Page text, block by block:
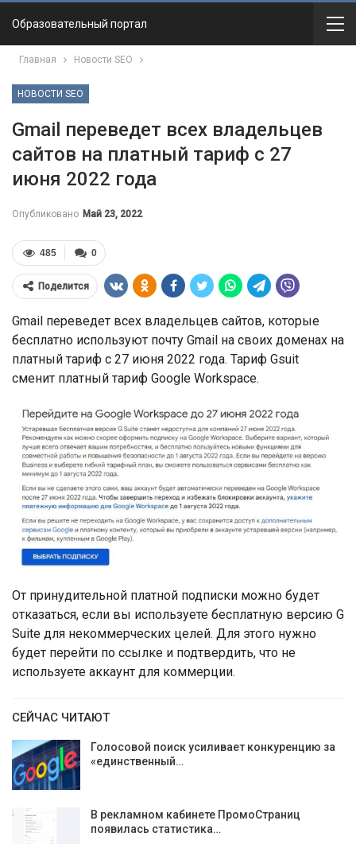
Образовательный портал
Главная Новости SEO
НОВОСТИ SEO
Gmail переведет всех владельцев
сайтов на платный тариф с 27
июня 2022 года
Опубликовано Май 23, 2022
0
485
Поделится
Gmail переведет всех владельцев сайтов, которые
бесплатно используют почту Gmail на своих доменах на
платный тариф с 27 июня 2022 года. Тариф Gsuit
сменит платный тариф Google Workspace.
От принудительной платной подписки можно будет
отказаться, если вы используете бесплатную версию G
Suite для некоммерческих целей. Для этого нужно
будет перейти по ссылке и подтвердить, что не
используете аккаунт для коммерции.
СЕЙЧАС ЧИТАЮТ
Голосовой поиск усиливает конкуренцию за
«единственный…
В рекламном кабинете ПромоСтраниц
появилась статистика…